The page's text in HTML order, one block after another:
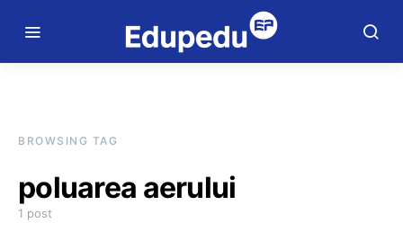
BROWSING TAG
poluarea aerului
1 post